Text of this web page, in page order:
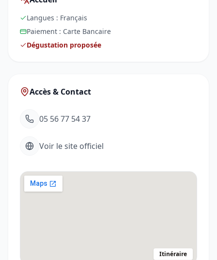
Langues : Français
Paiement : Carte Bancaire
Dégustation proposée
Accès & Contact
05 56 77 54 37
Voir le site officiel
Itinéraire